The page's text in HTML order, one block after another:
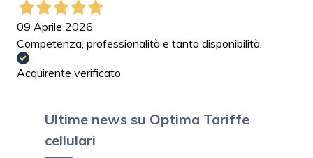
09 Aprile 2026
Competenza, professionalità e tanta disponibilità.
Acquirente verificato
Ultime news su Optima Tariffe
cellulari